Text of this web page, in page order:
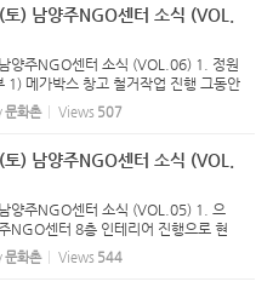
) 남양주NGO센터 소식 (VOL.
양주NGO센터 소식 (VOL.06) 1. 정원
1) 메가박스 창고 철거작업 진행 그동안
박스 안내데스크 창고의 철거가 진행되
가 밝아진 상태로 인테리어가 진행될
문화촌 Views 507
) 남양주NGO센터 소식 (VOL.
양주NGO센터 소식 (VOL.05) 1. 으
NGO센터 8층 인테리어 진행으로 현
,도시락연구소를 사업장으로 전환하여
한다. 다음 주 사업자등록을 마치고, 시
문화촌 Views 544